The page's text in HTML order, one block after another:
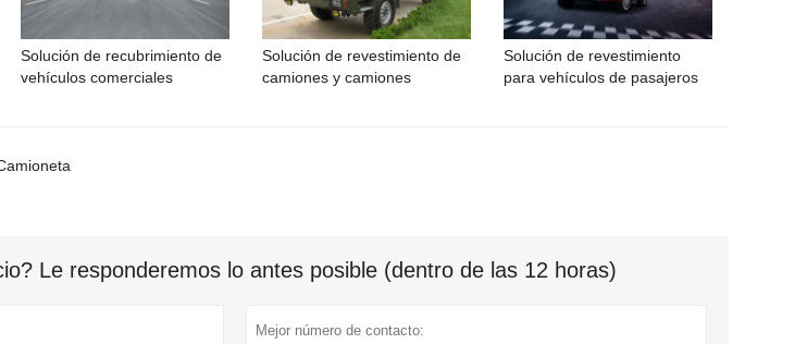
Solución de recubrimiento de
vehículos comerciales
Solución de revestimiento de
camiones y camiones
Solución de revestimiento
para vehículos de pasajeros
Le responderemos lo antes posible (dentro de las 12 horas)